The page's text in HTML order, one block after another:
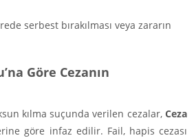
serbest bırakılması veya zararın
Göre Cezanın
kılma suçunda verilen cezalar, Ceza
göre infaz edilir. Fail, hapis cezası